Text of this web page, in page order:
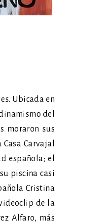
Ubicada en
del
moraron sus
Carvajal
española; el
piscina casi
Cristina
de la
Alfaro, más